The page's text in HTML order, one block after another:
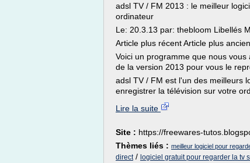
adsl TV / FM 2013 : le meilleur
ordinateur
Le: 20.3.13 par: thebloom Libellés
Article plus récent Article plus ancien
Voici un programme que nous
de la version 2013 pour vous le
adsl TV / FM est l'un des meilleurs
enregistrer la télévision sur votre
Lire la suite
Site : https://freewares-
Thèmes liés : meilleur logiciel pour
direct/ logiciel gratuit pour regarder la tv